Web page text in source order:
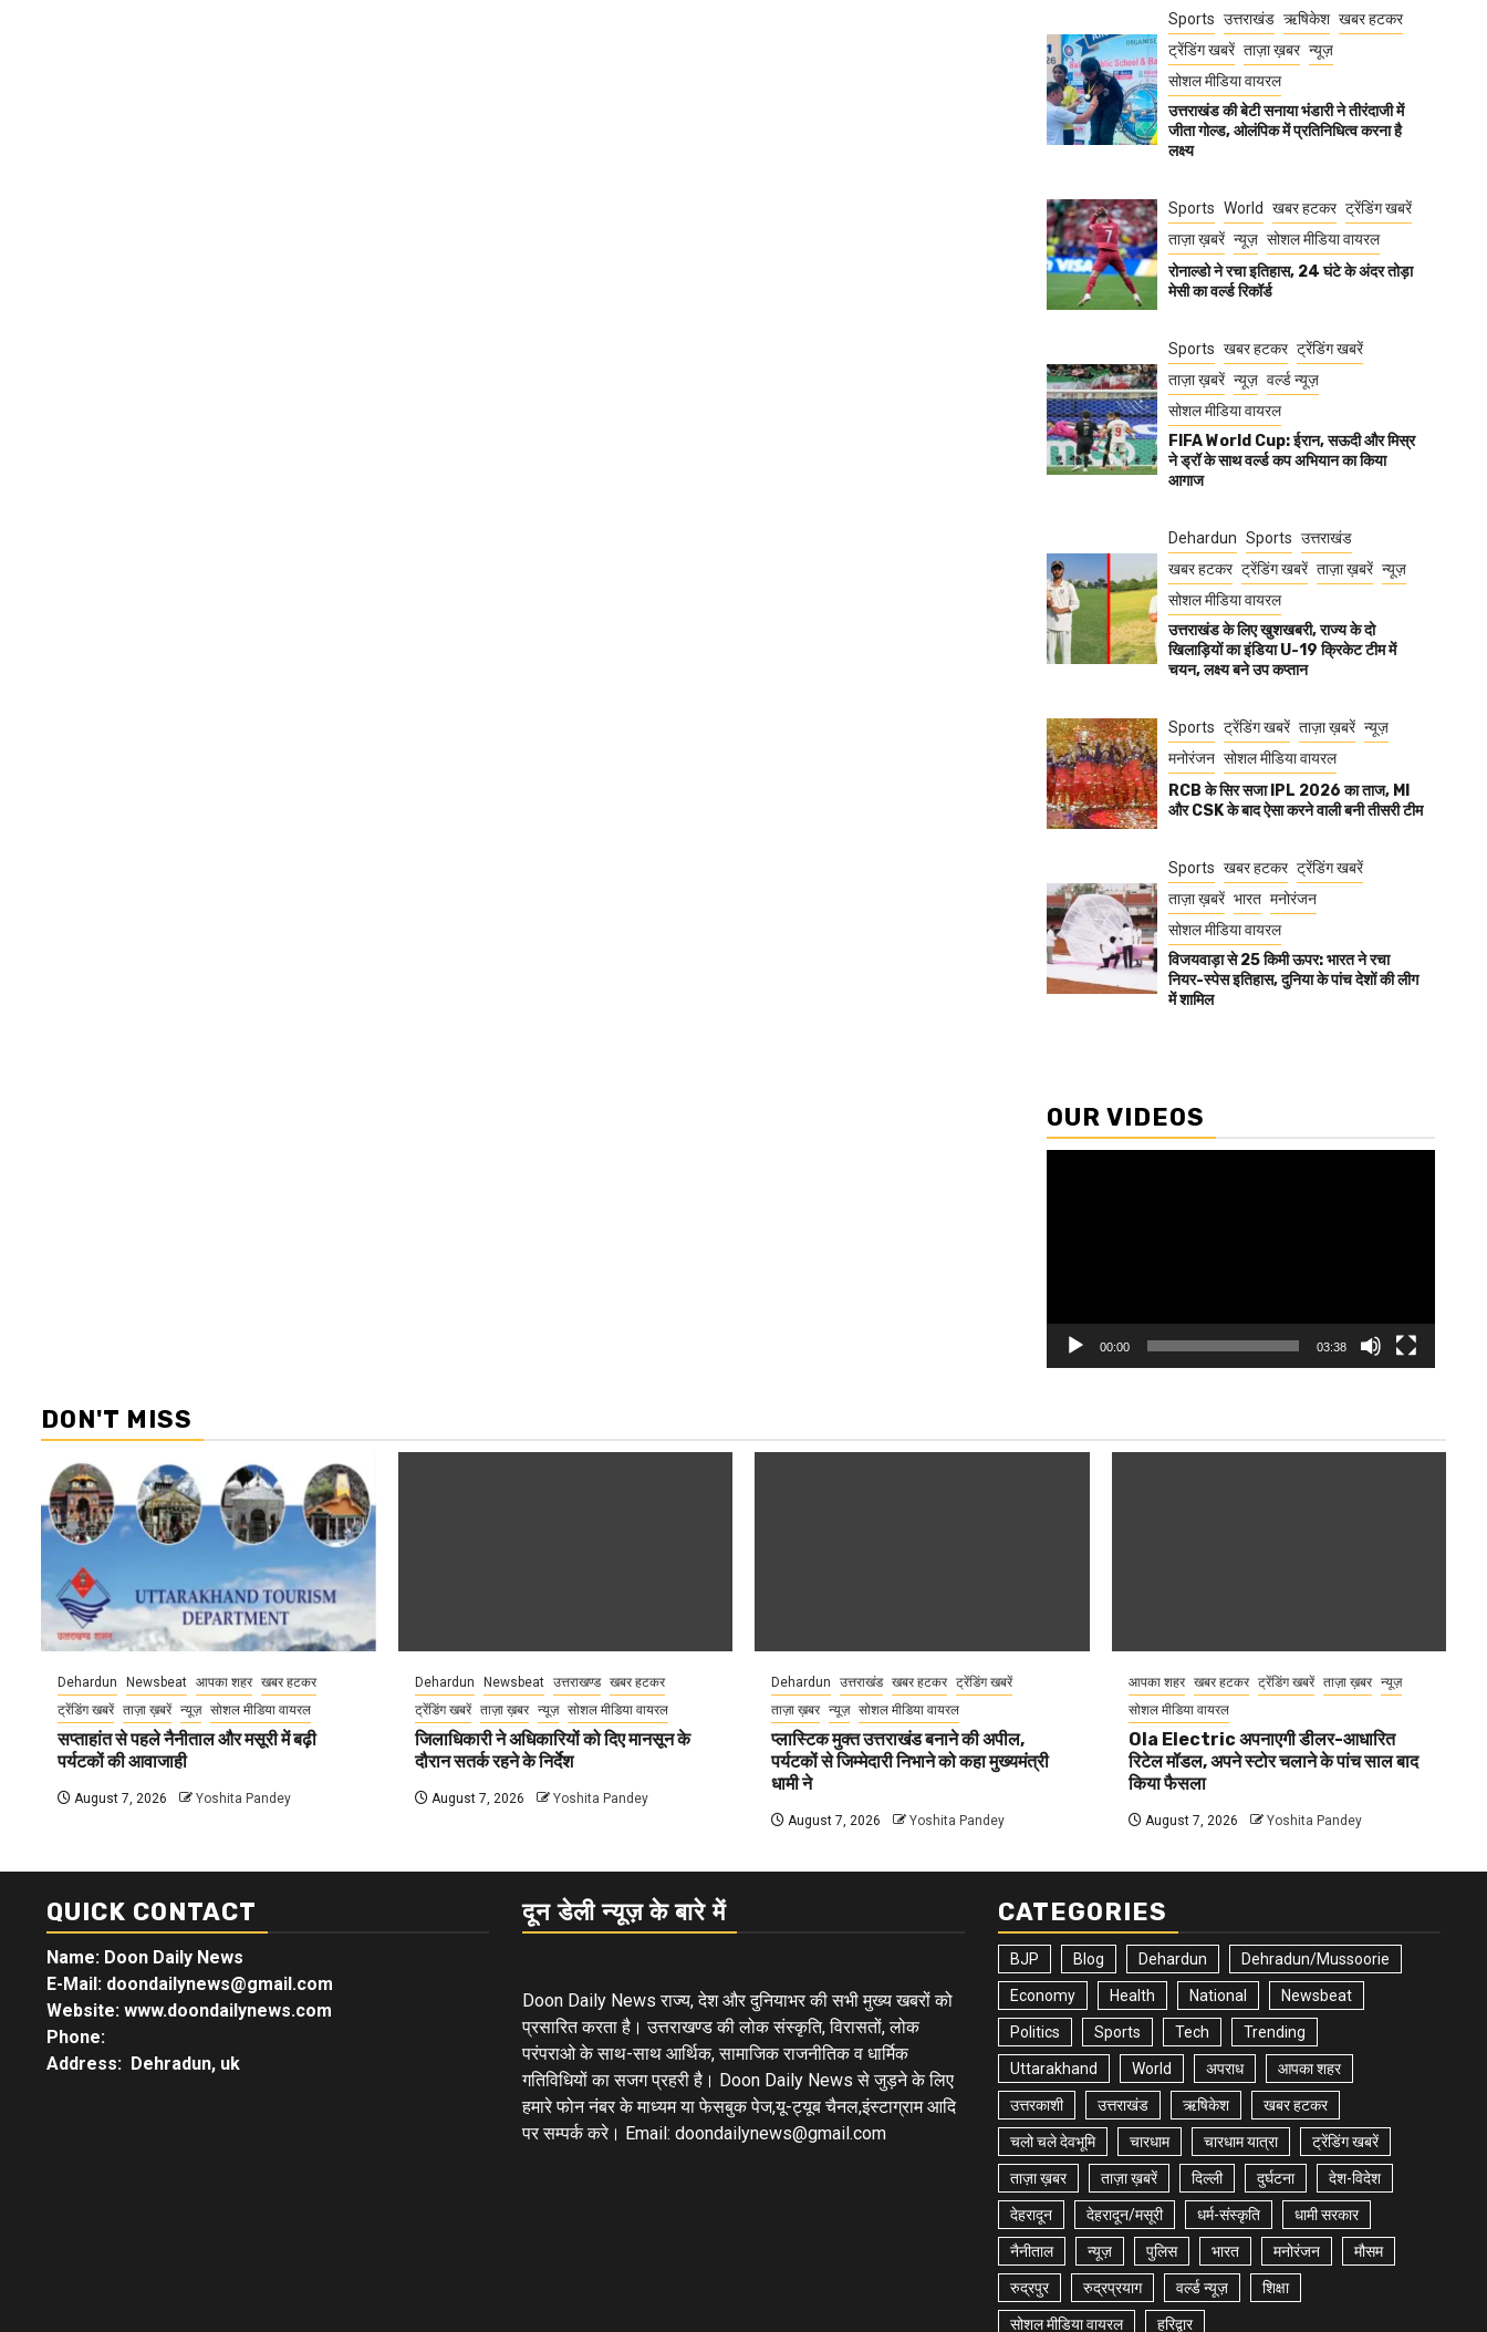
Sports उत्तराखंड ऋषिकेश खबर हटकर
ट्रेंडिंग खबरें ताज़ा ख़बर न्यूज़
सोशल मीडिया वायरल
उत्तराखंड की बेटी सनाया भंडारी ने तीरंदाजी में
जीता गोल्ड, ओलंपिक में प्रतिनिधित्व करना है
लक्ष्य
Sports World खबर हटकर ट्रेंडिंग खबरें
ताज़ा ख़बरें न्यूज़ सोशल मीडिया वायरल
रोनाल्डो ने रचा इतिहास, 24 घंटे के अंदर तोड़ा
मेसी का वर्ल्ड रिकॉर्ड
Sports खबर हटकर ट्रेंडिंग खबरें
ताज़ा ख़बरें न्यूज़ वर्ल्ड न्यूज़
सोशल मीडिया वायरल
FIFA World Cup: ईरान, सऊदी और मिस्र
ने ड्रॉ के साथ वर्ल्ड कप अभियान का किया
आगाज
Dehardun Sports उत्तराखंड
खबर हटकर ट्रेंडिंग खबरें ताज़ा ख़बरें न्यूज़
सोशल मीडिया वायरल
उत्तराखंड के लिए खुशखबरी, राज्य के दो
खिलाड़ियों का इंडिया U-19 क्रिकेट टीम में
चयन, लक्ष्य बने उप कप्तान
Sports ट्रेंडिंग खबरें ताज़ा ख़बरें न्यूज़
मनोरंजन सोशल मीडिया वायरल
RCB के सिर सजा IPL 2026 का ताज, MI
और CSK के बाद ऐसा करने वाली बनी तीसरी टीम
Sports खबर हटकर ट्रेंडिंग खबरें
ताज़ा ख़बरें भारत मनोरंजन
सोशल मीडिया वायरल
विजयवाड़ा से 25 किमी ऊपर: भारत ने रचा
नियर-स्पेस इतिहास, दुनिया के पांच देशों की लीग
में शामिल
OUR VIDEOS
00:00 03:38
DON'T MISS
Dehardun Newsbeat आपका शहर खबर हटकर
ट्रेंडिंग खबरें ताज़ा ख़बरें न्यूज़ सोशल मीडिया वायरल
सप्ताहांत से पहले नैनीताल और मसूरी में बढ़ी
पर्यटकों की आवाजाही
August 7, 2026 Yoshita Pandey
Dehardun Newsbeat उत्तराखण्ड
खबर हटकर
ट्रेंडिंग खबरें
ताज़ा ख़बर न्यूज़ सोशल मीडिया वायरल
जिलाधिकारी ने अधिकारियों को दिए मानसून के
दौरान सतर्क रहने के निर्देश
August 7, 2026 Yoshita Pandey
Dehardun उत्तराखंड खबर हटकर ट्रेंडिंग खबरें
ताज़ा ख़बर न्यूज़ सोशल मीडिया वायरल
प्लास्टिक मुक्त उत्तराखंड बनाने की अपील,
पर्यटकों से जिम्मेदारी निभाने को कहा मुख्यमंत्री
धामी ने
August 7, 2026 Yoshita Pandey
आपका शहर खबर हटकर ट्रेंडिंग खबरें ताज़ा ख़बर
न्यूज़
सोशल मीडिया वायरल
Ola Electric अपनाएगी डीलर-आधारित
रिटेल मॉडल, अपने स्टोर चलाने के पांच साल बाद
किया फैसला
August 7, 2026 Yoshita Pandey
QUICK CONTACT
Name: Doon Daily News
E-Mail: doondailynews@gmail.com
Website: www.doondailynews.com
Phone:
Address: Dehradun, uk
दून डेली न्यूज़ के बारे में
Doon Daily News राज्य, देश और दुनियाभर की सभी मुख्य खबरों को
प्रसारित करता है। उत्तराखण्ड की लोक संस्कृति, विरासतों, लोक
परंपराओ के साथ-साथ आर्थिक, सामाजिक राजनीतिक व धार्मिक
गतिविधियों का सजग प्रहरी है। Doon Daily News से जुड़ने के लिए
हमारे फोन नंबर के माध्यम या फेसबुक पेज,यू-ट्यूब चैनल,इंस्टाग्राम आदि
पर सम्पर्क करे। Email: doondailynews@gmail.com
CATEGORIES
BJP Blog Dehardun Dehradun/Mussoorie
Economy Health National Newsbeat
Politics Sports Tech Trending
Uttarakhand World अपराध आपका शहर
उत्तरकाशी उत्तराखंड ऋषिकेश खबर हटकर
चलो चले देवभूमि चारधाम चारधाम यात्रा ट्रेंडिंग खबरें
ताज़ा ख़बर ताज़ा ख़बरें दिल्ली दुर्घटना देश-विदेश
देहरादून देहरादून/मसूरी धर्म-संस्कृति धामी सरकार
नैनीताल न्यूज़ पुलिस भारत मनोरंजन मौसम
रुद्रपुर रुद्रप्रयाग वर्ल्ड न्यूज़ शिक्षा
सोशल मीडिया वायरल हरिद्वार